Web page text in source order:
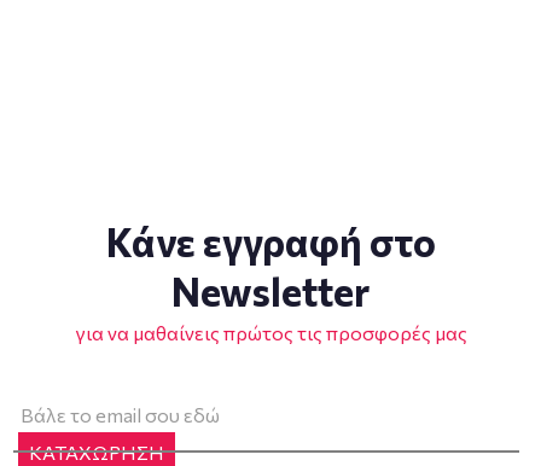
Κάνε εγγραφή στο
Newsletter
για να μαθαίνεις πρώτος τις προσφορές μας
ΚΑΤΑΧΩΡΗΣΗ